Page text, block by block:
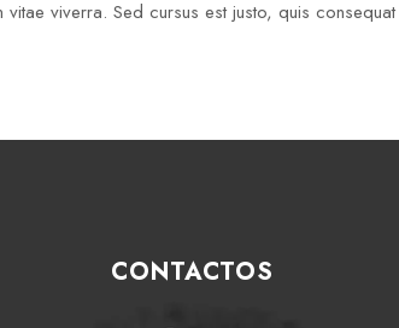
viverra. Sed cursus est justo, quis
CONTACTOS